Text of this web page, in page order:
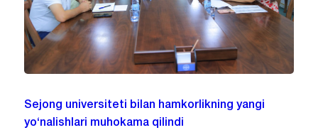
Sejong universiteti bilan hamkorlikning yangi
yo‘nalishlari muhokama qilindi